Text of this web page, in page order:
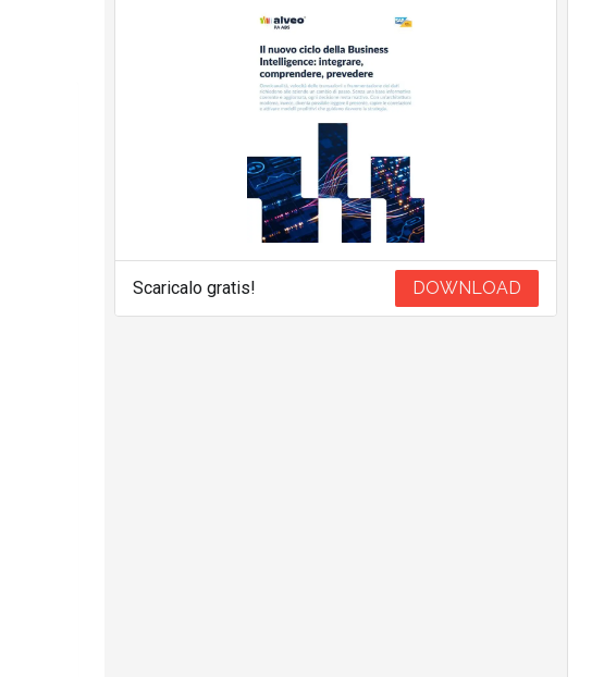
Scaricalo gratis! DOWNLOAD